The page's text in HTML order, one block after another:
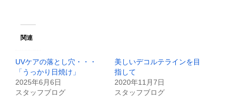
T
i
r
で
共
有
(
新
す
る
に
は
ク
リ
ッ
関連
UVケアの落とし穴・・・
「うっかり日焼け」
2025年6月6日
スタッフブログ
美しいデコルテラインを目
指して
2020年11月7日
スタッフブログ